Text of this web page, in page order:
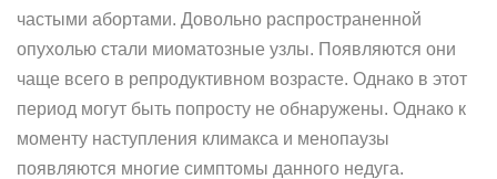
частыми абортами. Довольно распространенной
опухолью стали миоматозные узлы. Появляются они
чаще всего в репродуктивном возрасте. Однако в этот
период могут быть попросту не обнаружены. Однако к
моменту наступления климакса и менопаузы
появляются многие симптомы данного недуга.